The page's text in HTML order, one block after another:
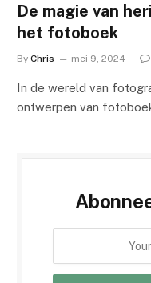
De magie van
het fotoboek
By Chris mei 9, 2024
In de wereld van
ontwerpen van